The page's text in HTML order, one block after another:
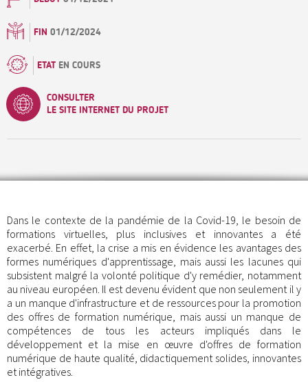
FIN 01/12/2024
ETAT EN COURS
CONSULTER
LE SITE INTERNET DU PROJET
Dans le contexte de la pandémie de la Covid-19, le besoin de
formations virtuelles, plus inclusives et innovantes a été
exacerbé. En effet, la crise a mis en évidence les avantages des
formes numériques d'apprentissage, mais aussi les lacunes qui
subsistent malgré la volonté politique d'y remédier, notamment
au niveau européen. Il est devenu évident que non seulement il y
a un manque d'infrastructure et de ressources pour la promotion
des offres de formation numérique, mais aussi un manque de
compétences de tous les acteurs impliqués dans le
développement et la mise en œuvre d'offres de formation
numérique de haute qualité, didactiquement solides, innovantes
et intégratives.